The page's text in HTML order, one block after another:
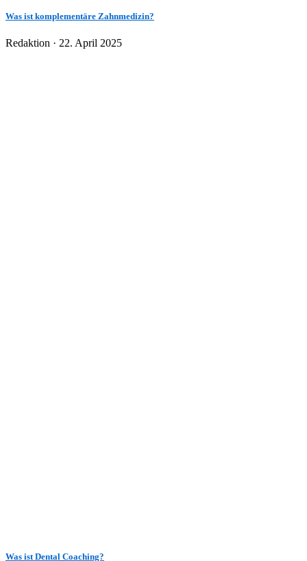
Was ist komplementäre Zahnmedizin?
Redaktion · Veröffentlicht
22. April 2025
Was ist Dental Coaching?